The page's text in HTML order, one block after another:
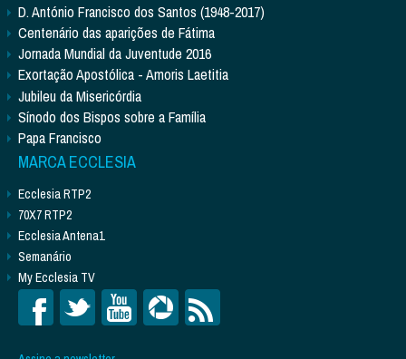
D. António Francisco dos Santos (1948-2017)
Centenário das aparições de Fátima
Jornada Mundial da Juventude 2016
Exortação Apostólica - Amoris Laetitia
Jubileu da Misericórdia
Sínodo dos Bispos sobre a Família
Papa Francisco
MARCA ECCLESIA
Ecclesia RTP2
70X7 RTP2
Ecclesia Antena1
Semanário
My Ecclesia TV